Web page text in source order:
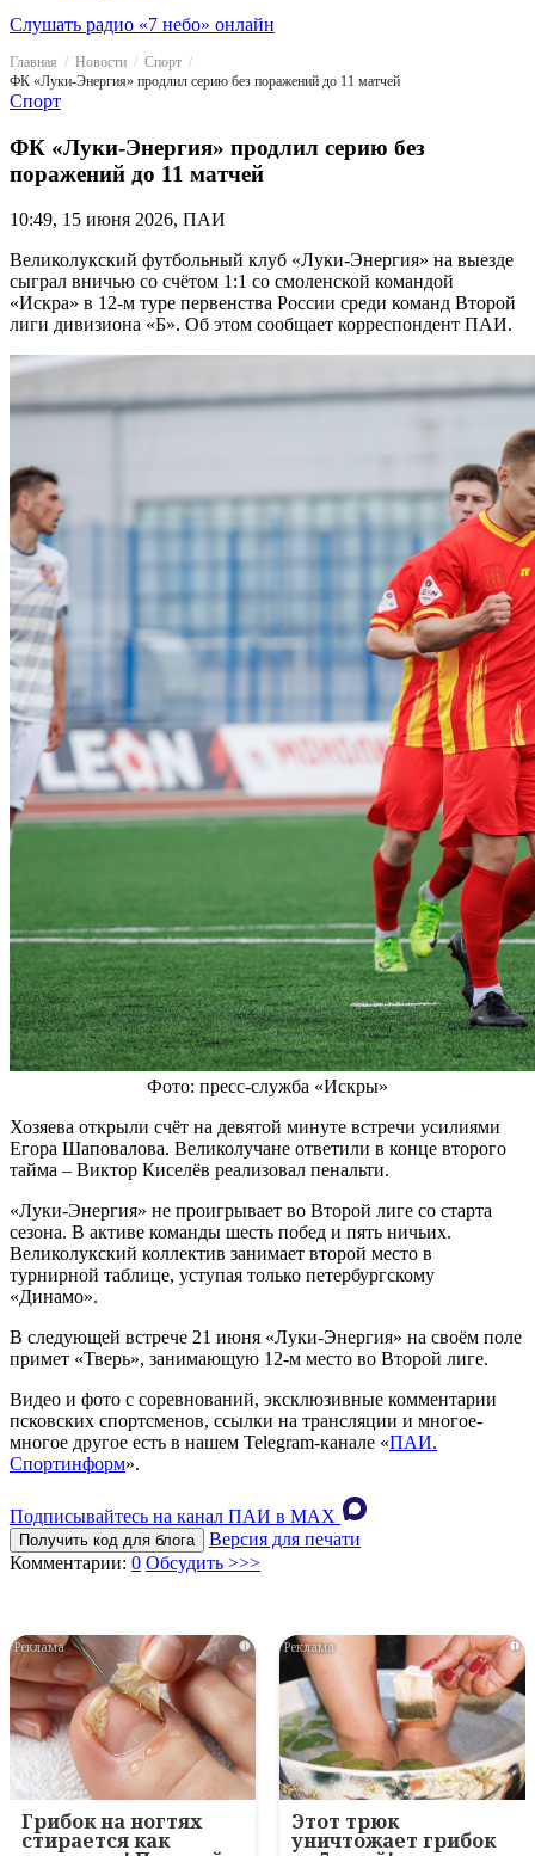
Слушать радио «7 небо» онлайн
Главная Новости
Спорт
ФК «Луки-Энергия» продлил серию без поражений до 11 матчей
Спорт
ФК «Луки-Энергия» продлил серию без
поражений до 11 матчей
10:49, 15 июня 2026, ПАИ
Великолукский футбольный клуб «Луки-Энергия» на выезде
сыграл вничью со счётом 1:1 со смоленской командой
«Искра» в 12-м туре первенства России среди команд Второй
лиги дивизиона «Б». Об этом сообщает корреспондент ПАИ.
Фото: пресс-служба «Искры»
Хозяева открыли счёт на девятой минуте встречи усилиями
Егора Шаповалова. Великолучане ответили в конце второго
тайма – Виктор Киселёв реализовал пенальти.
«Луки-Энергия» не проигрывает во Второй лиге со старта
сезона. В активе команды шесть побед и пять ничьих.
Великолукский коллектив занимает второй место в
турнирной таблице, уступая только петербургскому
«Динамо».
В следующей встрече 21 июня «Луки-Энергия» на своём поле
примет «Тверь», занимающую 12-м место во Второй лиге.
Видео и фото с соревнований, эксклюзивные комментарии
псковских спортсменов, ссылки на трансляции и многое-
многое другое есть в нашем Telegram-канале «ПАИ.
Спортинформ».
Подписывайтесь на канал ПАИ в MAХ
Получить код для блога
Версия для печати
Комментарии: 0 Обсудить >>>
i
Грибок на ногтях
стирается как
i
Этот трюк
уничтожает грибок